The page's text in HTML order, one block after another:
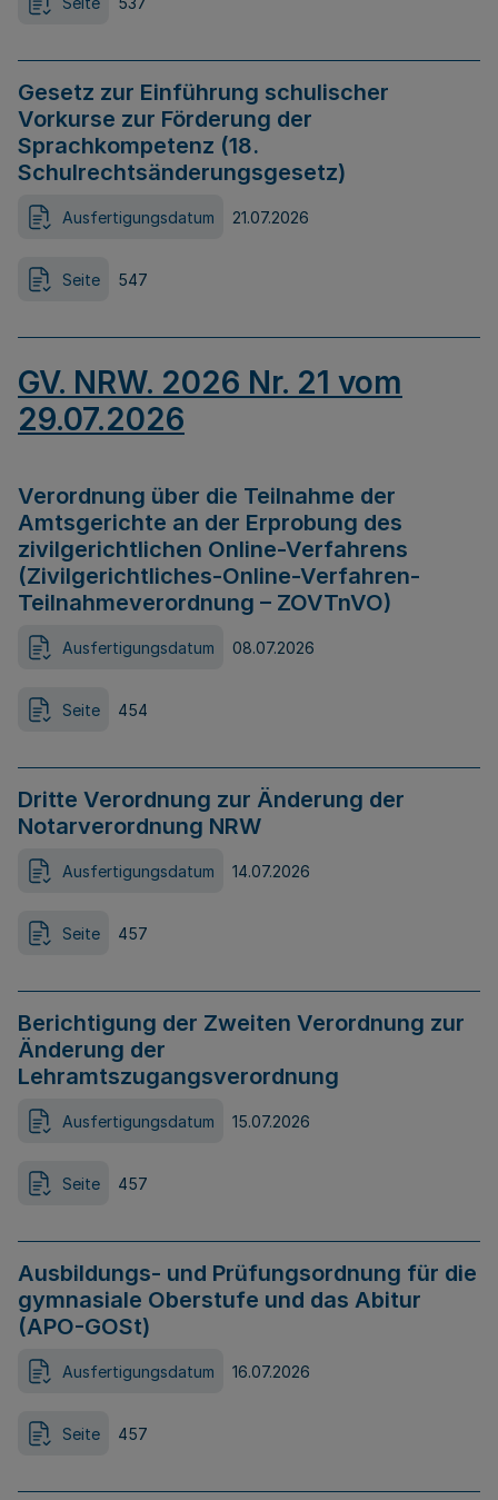
Gesetz zur Einführung schulischer
Vorkurse zur Förderung der
Sprachkompetenz (18.
Schulrechtsänderungsgesetz)
Ausfertigungsdatum 21.07.2026
Seite 547
GV. NRW. 2026 Nr. 21 vom
29.07.2026
Verordnung über die Teilnahme der
Amtsgerichte an der Erprobung des
zivilgerichtlichen Online-Verfahrens
(Zivilgerichtliches-Online-Verfahren-
Teilnahmeverordnung – ZOVTnVO)
Ausfertigungsdatum 08.07.2026
Seite 454
Dritte Verordnung zur Änderung der
Notarverordnung NRW
Ausfertigungsdatum 14.07.2026
Seite 457
Berichtigung der Zweiten Verordnung zur
Änderung der
Lehramtszugangsverordnung
Ausfertigungsdatum 15.07.2026
Seite 457
Ausbildungs- und Prüfungsordnung für die
gymnasiale Oberstufe und das Abitur
(APO-GOSt)
Ausfertigungsdatum 16.07.2026
Seite 457